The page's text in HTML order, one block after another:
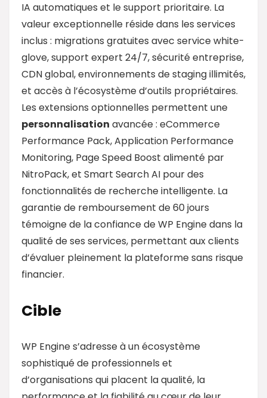
IA automatiques et le support prioritaire. La
valeur exceptionnelle réside dans les services
inclus : migrations gratuites avec service white-
glove, support expert 24/7, sécurité entreprise,
CDN global, environnements de staging illimités,
et accès à l’écosystème d’outils propriétaires.
Les extensions optionnelles permettent une
personnalisation avancée : eCommerce
Performance Pack, Application Performance
Monitoring, Page Speed Boost alimenté par
NitroPack, et Smart Search AI pour des
fonctionnalités de recherche intelligente. La
garantie de remboursement de 60 jours
témoigne de la confiance de WP Engine dans la
qualité de ses services, permettant aux clients
d’évaluer pleinement la plateforme sans risque
financier.
Cible
WP Engine s’adresse à un écosystème
sophistiqué de professionnels et
d’organisations qui placent la qualité, la